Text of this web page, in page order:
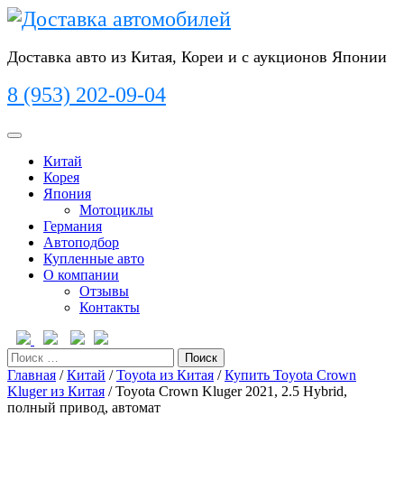
Перейти
Доставка авто из Китая, Кореи и с аукционов Японии
8 (953) 202-09-04
Кнопка
ОткрытьКитай
Корея
Япония
Мотоциклы
Германия
Автоподбор
Купленные авто
О компании
Отзывы
Контакты
Кнопка
Закрыть
Поиск
Главная /Китай /Toyota из Китая /Купить Toyota Crown
Kluger из Китая / Toyota Crown Kluger 2021, 2.5 Hybrid,
полный привод, автомат